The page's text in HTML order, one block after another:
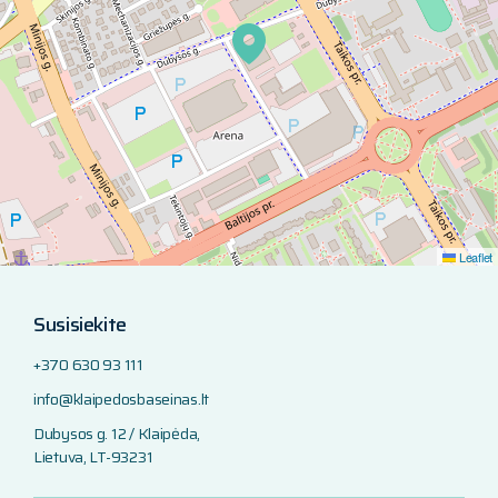
Susisiekite
+370 630 93 111
info@klaipedosbaseinas.lt
Dubysos g. 12 / Klaipėda,
Lietuva, LT-93231
Leaflet